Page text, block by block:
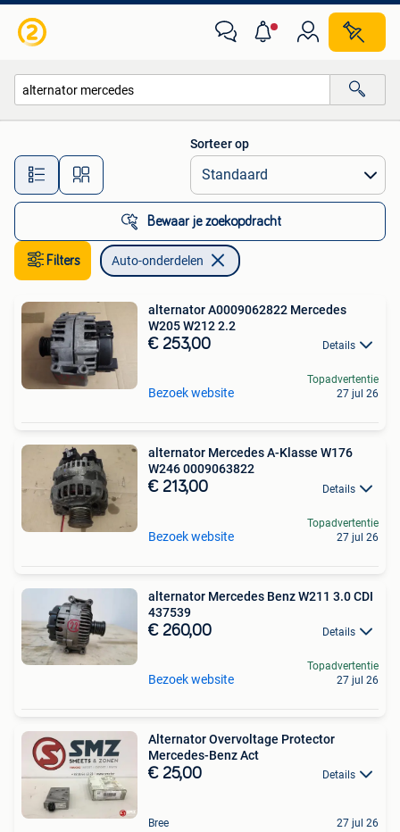
Alle afstanden…
Sorteer op
Bewaar je zoekopdracht
Filters Auto-onderdelen
alternator A0009062822 Mercedes
W205 W212 2.2
€ 253,00 Details
Bezoek website
Topadvertentie
27 jul 26
alternator Mercedes A-Klasse W176
W246 0009063822
€ 213,00 Details
Bezoek website
Topadvertentie
27 jul 26
alternator Mercedes Benz W211 3.0 CDI
437539
€ 260,00 Details
Bezoek website
Topadvertentie
27 jul 26
Alternator Overvoltage Protector
Mercedes-Benz Act
€ 25,00 Details
Bree 27 jul 26